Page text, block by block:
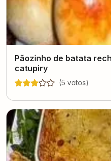
Pãozinho de batata
catupiry
(5 votos)